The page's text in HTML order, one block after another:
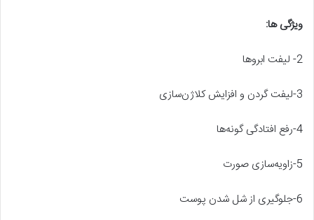
ویژگی ‌ها:
2- لیفت ابرو‌ها
3-لیفت گردن و افزایش کلاژن‌سازی
4-رفع افتادگی گونه‌ها
5-زاویه‌سازی صورت
6-جلوگیری از شل شدن پوست